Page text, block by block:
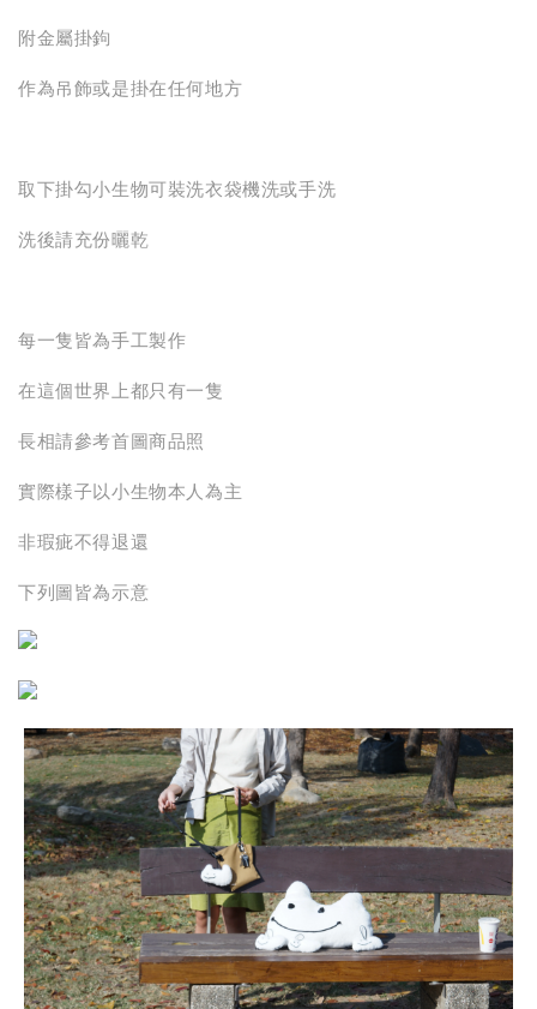
附金屬掛鉤
作為吊飾或是掛在任何地方
取下掛勾小生物可裝洗衣袋機洗或手洗
洗後請充份曬乾
每一隻皆為手工製作
在這個世界上都只有一隻
長相請參考首圖商品照
實際樣子以小生物本人為主
非瑕疵不得退還
下列圖皆為示意